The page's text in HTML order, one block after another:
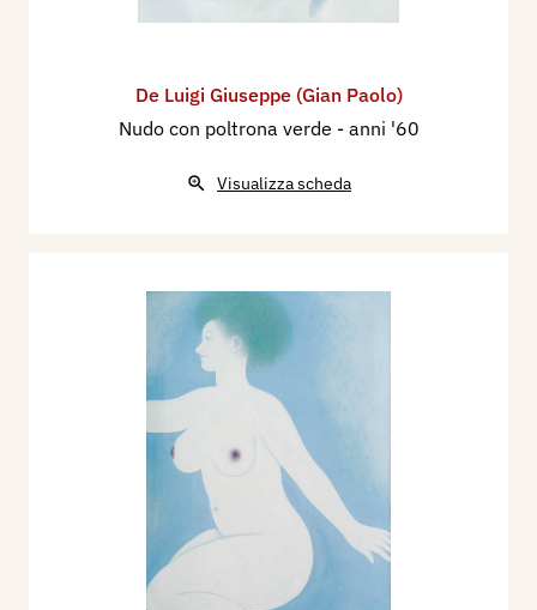
De Luigi Giuseppe (Gian Paolo)
Nudo con poltrona verde - anni '60
Visualizza scheda